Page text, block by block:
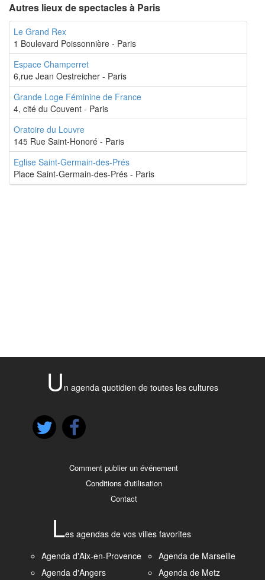
Autres lieux de spectacles à Paris
Le Grand Rex
1 Boulevard Poissonnière - Paris
Espace Champerret
6,rue Jean Oestreicher - Paris
Grande Loge Féminine de France
4, cité du Couvent - Paris
Oratoire du Louvre
145 Rue Saint-Honoré - Paris
Eglise Saint-Germain-des-Prés
Place Saint-Germain-des-Prés - Paris
U n agenda quotidien de toutes les cultures
Comment publier un événement
Conditions d'utilisation
Contact
Les agendas de vos villes favorites
Agenda d'Aix-en-Provence
Agenda d'Angers
Agenda de Marseille
Agenda de Metz